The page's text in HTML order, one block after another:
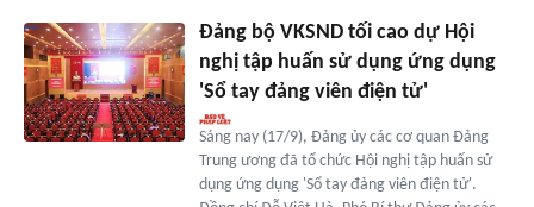
Đảng bộ VKSND tối cao dự Hội
nghị tập huấn sử dụng ứng dụng
'Sổ tay đảng viên điện tử'
Sáng nay (17/9), Đảng ủy các cơ quan Đảng
Trung ương đã tổ chức Hội nghị tập huấn sử
dụng ứng dụng 'Sổ tay đảng viên điện tử'.